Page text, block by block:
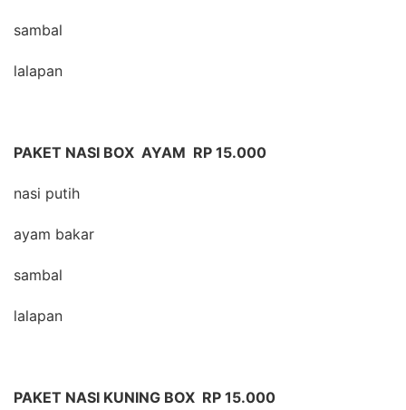
sambal
lalapan
PAKET NASI BOX AYAM RP 15.000
nasi putih
ayam bakar
sambal
lalapan
PAKET NASI KUNING BOX RP 15.000